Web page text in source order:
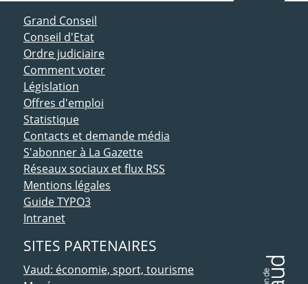
ACCÈS DIRECT
Grand Conseil
Conseil d'Etat
Ordre judiciaire
Comment voter
Législation
Offres d'emploi
Statistique
Contacts et demande média
S'abonner à La Gazette
Réseaux sociaux et flux RSS
Mentions légales
Guide TYPO3
Intranet
SITES PARTENAIRES
Vaud: économie, sport, tourisme